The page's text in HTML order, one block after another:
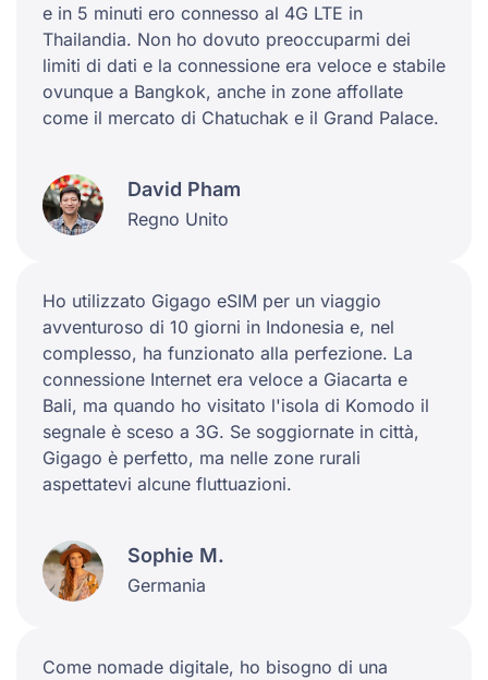
e in 5 minuti ero connesso al 4G LTE in
Thailandia. Non ho dovuto preoccuparmi dei
limiti di dati e la connessione era veloce e stabile
ovunque a Bangkok, anche in zone affollate
come il mercato di Chatuchak e il Grand Palace.
David Pham
Regno Unito
Ho utilizzato Gigago eSIM per un viaggio
avventuroso di 10 giorni in Indonesia e, nel
complesso, ha funzionato alla perfezione. La
connessione Internet era veloce a Giacarta e
Bali, ma quando ho visitato l'isola di Komodo il
segnale è sceso a 3G. Se soggiornate in città,
Gigago è perfetto, ma nelle zone rurali
aspettatevi alcune fluttuazioni.
Sophie M.
Germania
Come nomade digitale, ho bisogno di una